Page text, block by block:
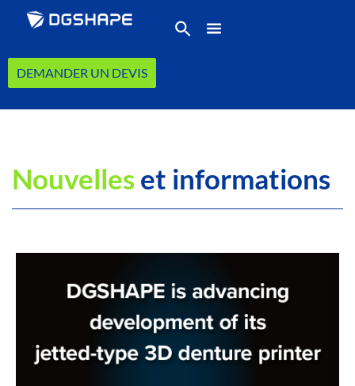
DEMANDER UN DEVIS
Nouvelleset informations